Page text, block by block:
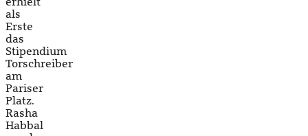
als
Erste
das
Stipendium
Torschreiber
am
Pariser
Platz.
Rasha
Habbal